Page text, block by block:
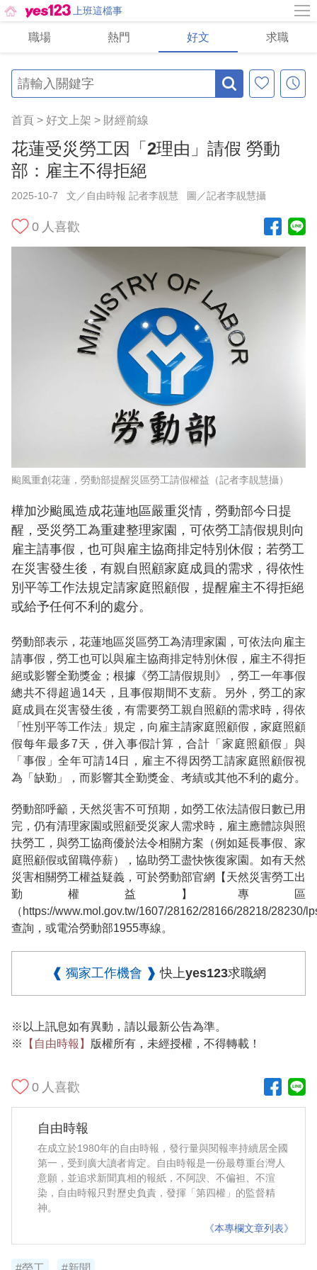
上班這檔事
職場 熱門 好文 求職
首頁 > 好文上架 > 財經前線
花蓮受災勞工因「2理由」請假 勞動
部：雇主不得拒絕
2025-10-7 文／自由時報 記者李靚慧 圖／記者李靚慧攝
0 人喜歡
颱風重創花蓮，勞動部提醒災區勞工請假權益（記者李靚慧攝）
樺加沙颱風造成花蓮地區嚴重災情，勞動部今日提
醒，受災勞工為重建整理家園，可依勞工請假規則向
雇主請事假，也可與雇主協商排定特別休假；若勞工
在災害發生後，有親自照顧家庭成員的需求，得依性
別平等工作法規定請家庭照顧假，提醒雇主不得拒絕
或給予任何不利的處分。
勞動部表示，花蓮地區災區勞工為清理家園，可依法向雇主
請事假，勞工也可以與雇主協商排定特別休假，雇主不得拒
絕或影響全勤獎金；根據《勞工請假規則》，勞工一年事假
總共不得超過14天，且事假期間不支薪。另外，勞工的家
庭成員在災害發生後，有需要勞工親自照顧的需求時，得依
「性別平等工作法」規定，向雇主請家庭照顧假，家庭照顧
假每年最多7天，併入事假計算，合計「家庭照顧假」與
「事假」全年可請14日，雇主不得因勞工請家庭照顧假視
為「缺勤」，而影響其全勤獎金、考績或其他不利的處分。
勞動部呼籲，天然災害不可預期，如勞工依法請假日數已用
完，仍有清理家園或照顧受災家人需求時，雇主應體諒與照
扶勞工，與勞工協商優於法令相關方案（例如延長事假、家
庭照顧假或留職停薪），協助勞工盡快恢復家園。如有天然
災害相關勞工權益疑義，可於勞動部官網【天然災害勞工出
勤權益】專區
（https://www.mol.gov.tw/1607/28162/28166/28218/28230/
查詢，或電洽勞動部1955專線。
❰ 獨家工作機會 ❱ 快上yes123求職網
※以上訊息如有異動，請以最新公告為準。
※
【自由時報】 版權所有，未經授權，不得轉載！
0 人喜歡
自由時報
在成立於1980年的自由時報，發行量與閱報率持續居全國
第一，受到廣大讀者肯定。自由時報是一份最尊重台灣人
意願，並追求新聞真相的報紙，不阿諛、不偏袒、不渲
染，自由時報只對歷史負責，發揮「第四權」的監督精
神。
《本專欄文章列表》